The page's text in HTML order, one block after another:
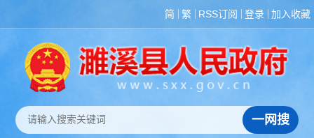
简 繁 RSS订阅 登录 加入收藏